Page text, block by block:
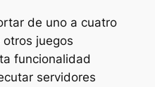
de uno a cuatro
juegos
funcionalidad
servidores